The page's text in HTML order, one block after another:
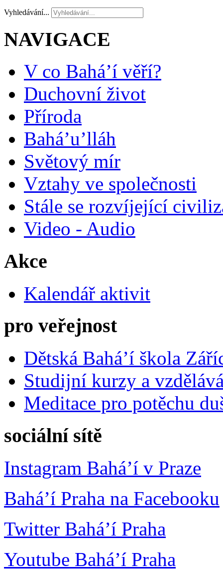
Vyhledávání...
NAVIGACE
V co Bahá’í věří?
Duchovní život
Příroda
Bahá’u’lláh
Světový mír
Vztahy ve společnosti
Stále se rozvíjející
Video - Audio
Akce
Kalendář aktivit
pro veřejnost
Dětská Bahá’í škola
Studijní kurzy a
Meditace pro potěchu
sociální sítě
Instagram Bahá’í v Praze
Bahá’í Praha na Facebooku
Twitter Bahá’í Praha
Youtube Bahá’í Praha